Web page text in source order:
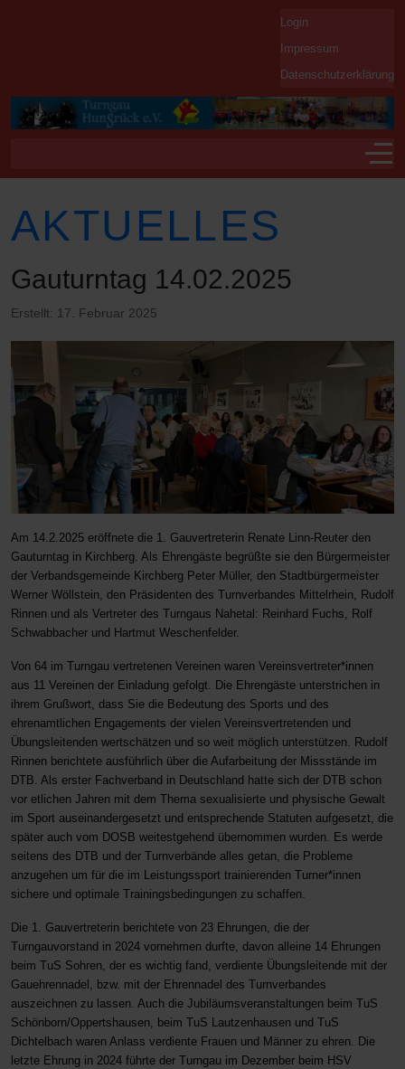
Login
Impressum
Datenschutzerklärung
Off-
AKTUELLES
Gauturntag 14.02.2025
Erstellt: 17. Februar 2025
Am 14.2.2025 eröffnete die 1. Gauvertreterin Renate Linn-Reuter den
Gauturntag in Kirchberg. Als Ehrengäste begrüßte sie den Bürgermeister
der Verbandsgemeinde Kirchberg Peter Müller, den Stadtbürgermeister
Werner Wöllstein, den Präsidenten des Turnverbandes Mittelrhein, Rudolf
Rinnen und als Vertreter des Turngaus Nahetal: Reinhard Fuchs, Rolf
Schwabbacher und Hartmut Weschenfelder.
Von 64 im Turngau vertretenen Vereinen waren Vereinsvertreter*innen
aus 11 Vereinen der Einladung gefolgt. Die Ehrengäste unterstrichen in
ihrem Grußwort, dass Sie die Bedeutung des Sports und des
ehrenamtlichen Engagements der vielen Vereinsvertretenden und
Übungsleitenden wertschätzen und so weit möglich unterstützen. Rudolf
Rinnen berichtete ausführlich über die Aufarbeitung der Missstände im
DTB. Als erster Fachverband in Deutschland hatte sich der DTB schon
vor etlichen Jahren mit dem Thema sexualisierte und physische Gewalt
im Sport auseinandergesetzt und entsprechende Statuten aufgesetzt, die
später auch vom DOSB weitestgehend übernommen wurden. Es werde
seitens des DTB und der Turnverbände alles getan, die Probleme
anzugehen um für die im Leistungssport trainierenden Turner*innen
sichere und optimale Trainingsbedingungen zu schaffen.
Die 1. Gauvertreterin berichtete von 23 Ehrungen, die der
Turngauvorstand in 2024 vornehmen durfte, davon alleine 14 Ehrungen
beim TuS Sohren, der es wichtig fand, verdiente Übungsleitende mit der
Gauehrennadel, bzw. mit der Ehrennadel des Turnverbandes
auszeichnen zu lassen. Auch die Jubiläumsveranstaltungen beim TuS
Schönborn/Oppertshausen, beim TuS Lautzenhausen und TuS
Dichtelbach waren Anlass verdiente Frauen und Männer zu ehren. Die
letzte Ehrung in 2024 führte der Turngau im Dezember beim HSV